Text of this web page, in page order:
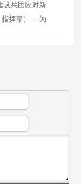
设兵团应对新
挥部）： 为